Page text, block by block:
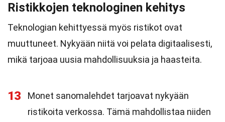
Ristikkojen teknologinen kehitys
Teknologian kehittyessä myös ristikot ovat
muuttuneet. Nykyään niitä voi pelata digitaalisesti,
mikä tarjoaa uusia mahdollisuuksia ja haasteita.
13
Monet sanomalehdet tarjoavat nykyään
ristikoita verkossa. Tämä mahdollistaa niiden